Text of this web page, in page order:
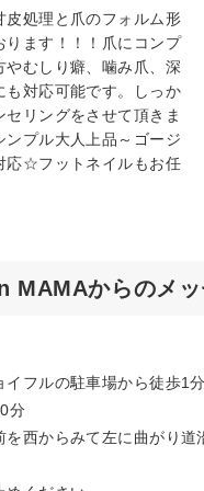
皮処理と爪のフォルム形
ります！！！爪にコンプ
やむしり癖、噛み爪、深
も対応可能です。しっか
セリングをさせて頂きま
ンプル大人上品～ゴージ
応☆フットネイルもお任
MAMAからのメッ
イフルの駐車場から徒歩1分
分
西からみて左に曲がり道